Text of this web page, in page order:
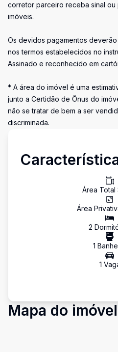
corretor parceiro receba sinal
imóveis.
Os devidos pagamentos
nos termos estabelecidos no
Assinado e reconhecido em
* A área do imóvel é uma
junto a Certidão de Ônus do
não se tratar de bem a ser
discriminada.
Área Total
Área
2
1
1
Mapa do imóvel